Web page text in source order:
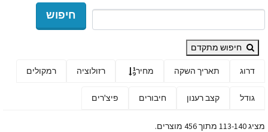
חיפוש
חיפוש מתקדם
דרוג תאריך השקה מחיר רזולוציה רמקולים
גודל קצב רענון חיבורים פיצ'רים
מציג 113-140 מתוך 456 מוצרים.